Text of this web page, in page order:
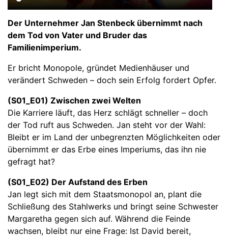
Der Unternehmer Jan Stenbeck übernimmt nach
dem Tod von Vater und Bruder das
Familienimperium.
Er bricht Monopole, gründet Medienhäuser und
verändert Schweden – doch sein Erfolg fordert Opfer.
(S01_E01) Zwischen zwei Welten
Die Karriere läuft, das Herz schlägt schneller – doch
der Tod ruft aus Schweden. Jan steht vor der Wahl:
Bleibt er im Land der unbegrenzten Möglichkeiten oder
übernimmt er das Erbe eines Imperiums, das ihn nie
gefragt hat?
(S01_E02) Der Aufstand des Erben
Jan legt sich mit dem Staatsmonopol an, plant die
Schließung des Stahlwerks und bringt seine Schwester
Margaretha gegen sich auf. Während die Feinde
wachsen, bleibt nur eine Frage: Ist David bereit,